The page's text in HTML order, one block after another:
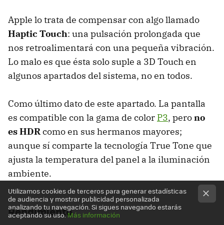
Apple lo trata de compensar con algo llamado
Haptic Touch: una pulsación prolongada que
nos retroalimentará con una pequeña vibración.
Lo malo es que ésta solo suple a 3D Touch en
algunos apartados del sistema, no en todos.
Como último dato de este apartado. La pantalla
es compatible con la gama de color P3, perono
es HDRcomo en sus hermanos mayores;
aunque sí comparte la tecnología True Tone que
ajusta la temperatura del panel a la iluminación
ambiente.
Rendimiento
Utilizamos cookies de terceros para generar estadísticas
de audiencia y mostrar publicidad personalizada
analizando tu navegación. Si sigues navegando estarás
aceptando su uso.Más información